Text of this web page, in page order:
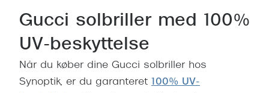
Gucci solbriller med 100%
UV-beskyttelse
Når du køber dine Gucci solbriller hos
Synoptik, er du garanteret
100% UV-